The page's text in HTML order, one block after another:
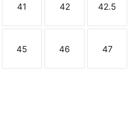
Größe
41
Größe
42
Größe
42.5
Größe
45
Größe
46
Größe
47